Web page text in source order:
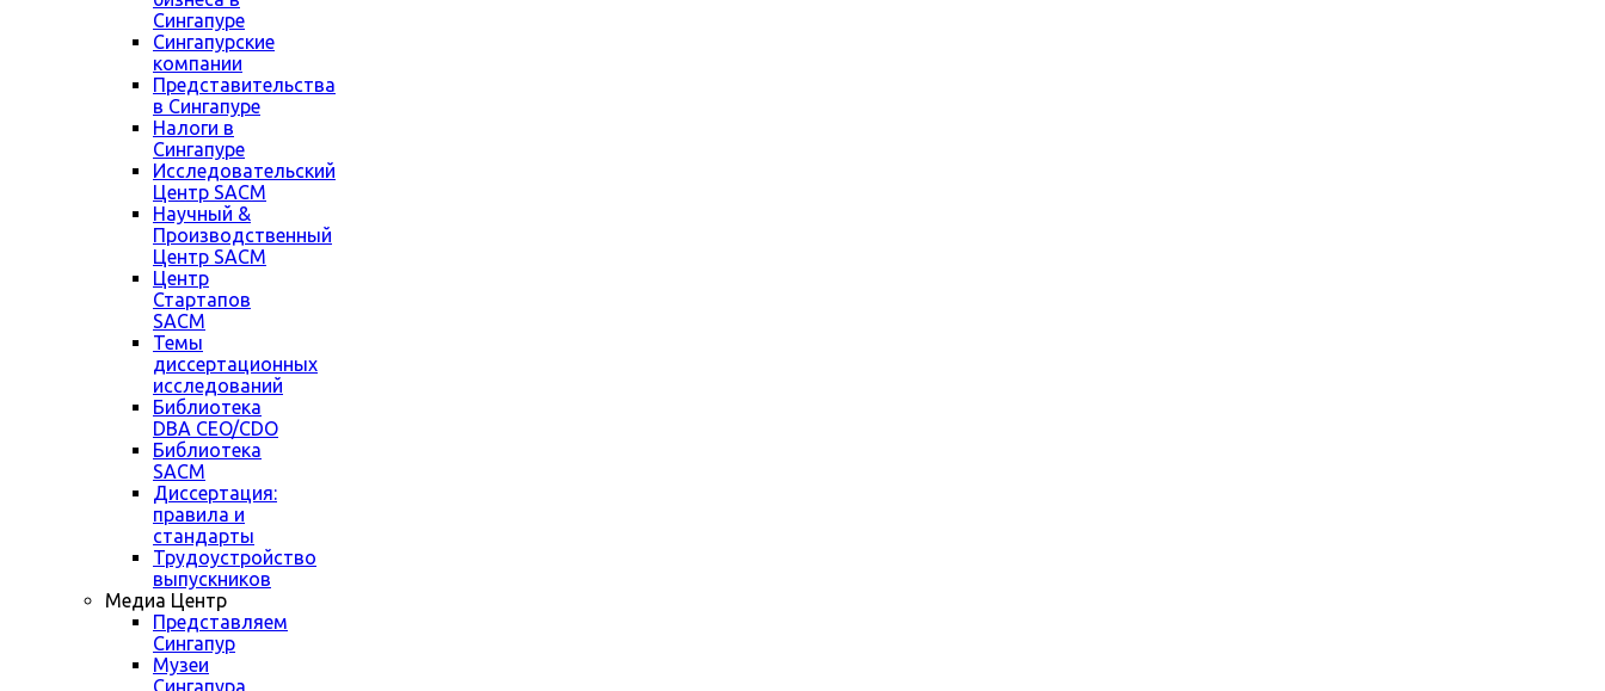
Сингапуре
Сингапурские
компании
Представительства
в Сингапуре
Налоги в
Сингапуре
Исследовательский
Центр SACM
Научный &
Производственный
Центр SACM
Центр
Стартапов
SACM
Темы
диссертационных
исследований
Библиотека
DBA CEO/CDO
Библиотека
SACM
Диссертация:
правила и
стандарты
Трудоустройство
выпускников
Медиа Центр
Представляем
Сингапур
Музеи
Сингапура